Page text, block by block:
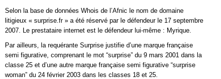
Selon la base de données Whois de l’Afnic le nom de domaine
litigieux « surprise.fr » a été réservé par le défendeur le 17 septembre
2007. Le prestataire internet est le défendeur lui-même : Myrique.
Par ailleurs, la requérante Surprise justifie d’une marque française
semi figurative, comprenant le mot “surprise” du 9 mars 2001 dans la
classe 25 et d’une autre marque française semi figurative “surprise
woman” du 24 février 2003 dans les classes 18 et 25.